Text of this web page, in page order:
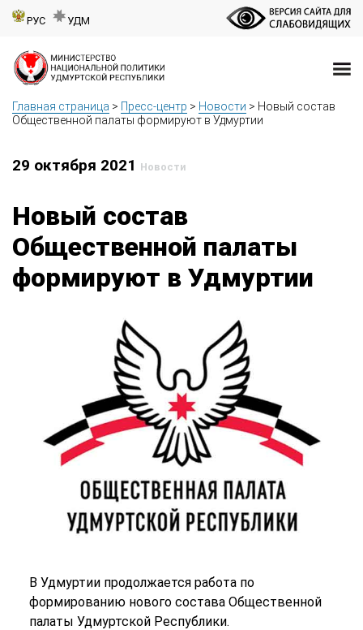
РУС УДМ
Главная страница > Пресс-центр > Новости > Новый состав
Общественной палаты формируют в Удмуртии
29 октября 2021 Новости
Новый состав
Общественной палаты
формируют в Удмуртии
В Удмуртии продолжается работа по
формированию нового состава Общественной
палаты Удмуртской Республики.